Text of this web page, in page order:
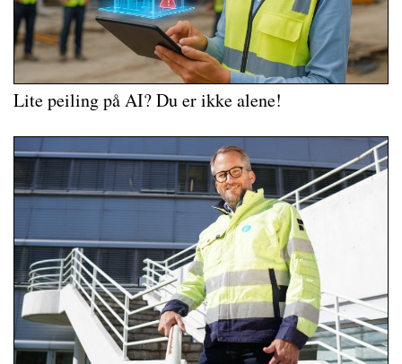
Lite peiling på AI? Du er ikke alene!